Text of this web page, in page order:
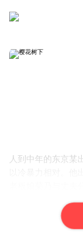
人到中年的东京某
老板娘菊乃与丈夫
人，终致悲剧发生
性心理，对深陷恋